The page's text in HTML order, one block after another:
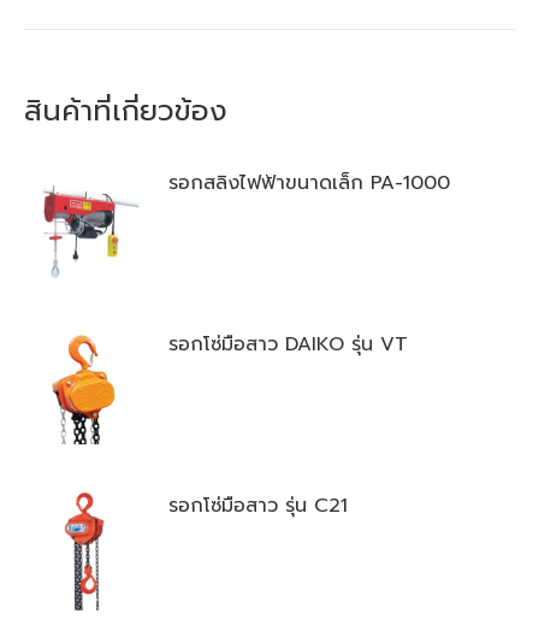
สินค้าที่เกี่ยวข้อง
รอกสลิงไฟฟ้าขนาดเล็ก PA-1000
รอกโซ่มือสาว DAIKO รุ่น VT
รอกโซ่มือสาว รุ่น C21